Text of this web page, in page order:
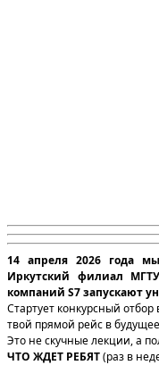
14 апреля 2026 года
Иркутский филиал
компаний S7 запускают
Стартует конкурсный
твой прямой рейс в
Это не скучные лекции, а
ЧТО ЖДЕТ РЕБЯТ(раз в